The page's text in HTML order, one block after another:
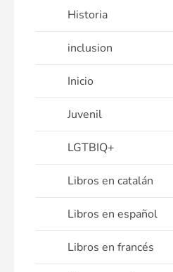
Historia
inclusion
Inicio
Juvenil
LGTBIQ+
Libros en catalán
Libros en español
Libros en francés